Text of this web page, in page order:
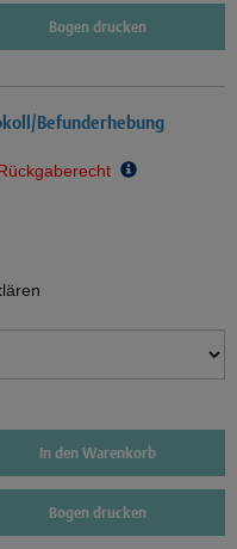
Bogen drucken
Befunderhebung
In den Warenkorb
Bogen drucken